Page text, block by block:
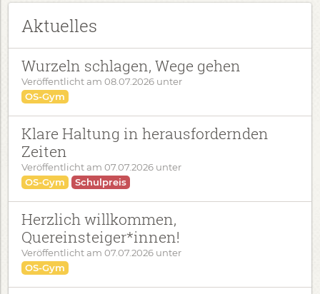
Aktuelles
Wurzeln schlagen, Wege gehen
Veröffentlicht am 08.07.2026 unter
OS-Gym
Klare Haltung in herausfordernden
Zeiten
Veröffentlicht am 07.07.2026 unter
OS-Gym
Schulpreis
Herzlich willkommen,
Quereinsteiger*innen!
Veröffentlicht am 07.07.2026 unter
OS-Gym